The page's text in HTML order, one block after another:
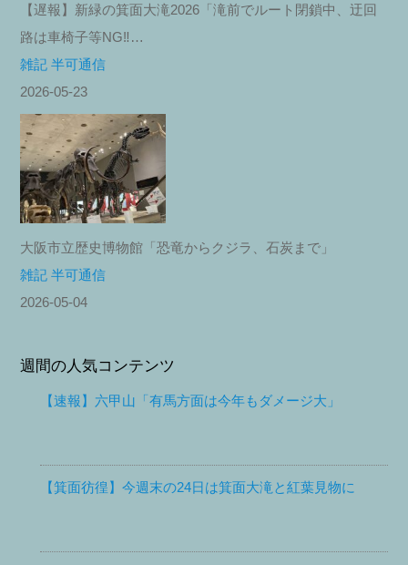
【遅報】新緑の箕面大滝2026「滝前でルート閉鎖中、迂回
路は車椅子等NG‼︎…
雑記 半可通信
2026-05-23
大阪市立歴史博物館「恐竜からクジラ、石炭まで」
雑記 半可通信
2026-05-04
週間の人気コンテンツ
【速報】六甲山「有馬方面は今年もダメージ大」
【箕面彷徨】今週末の24日は箕面大滝と紅葉見物に